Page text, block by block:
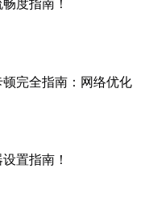
度指南！
完全指南：网络优化
置指南！